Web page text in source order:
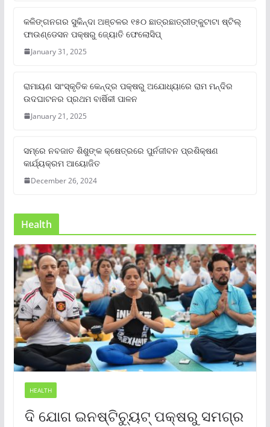
କଳିଙ୍ଗନଗର ସୁକିନ୍ଦା ଅଞ୍ଚଳର ୧୫୦ ଛାତ୍ରଛାତ୍ରୀଙ୍କୁଟାଟା ଷ୍ଟିଲ୍
ଫାଉଣ୍ଡେସନ ପକ୍ଷରୁ ଜ୍ୟୋତି ଫେଲୋସିପ୍‌
January 31, 2025
ରାମାୟଣ ସାଂସ୍କୃତିକ କେନ୍ଦ୍ର ପକ୍ଷରୁ ଅଯୋଧ୍ୟାରେ ରାମ ମନ୍ଦିର
ଉଦଘାଟନର ପ୍ରଥମ ବାର୍ଷିକୀ ପାଳନ
January 21, 2025
ସମ୍‌ରେ ନବଜାତ ଶିଶୁଙ୍କ କ୍ଷେତ୍ରରେ ପୁର୍ନଜୀବନ ପ୍ରଶିକ୍ଷଣ
କାର୍ଯ୍ୟକ୍ରମ ଆୟୋଜିତ
December 26, 2024
Health
HEALTH
ଦି ଯୋଗ ଇନଷ୍ଟିଚ୍ୟୁଟ୍ ପକ୍ଷରୁ ସମଗ୍ର